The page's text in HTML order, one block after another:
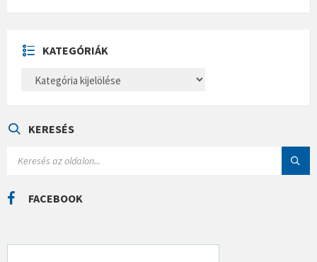
H
U
M
KATEGÓRIÁK
E
Á
KERESÉS
C
H
FACEBOOK